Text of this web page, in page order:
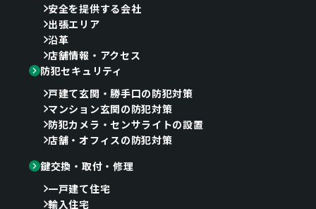
安全を提供する会社
出張エリア
沿革
店舗情報・アクセス
防犯セキュリティ
戸建て玄関・勝手口の防犯対策
マンション玄関の防犯対策
防犯カメラ・センサライトの設置
店舗・オフィスの防犯対策
鍵交換・取付・修理
一戸建て住宅
輸入住宅